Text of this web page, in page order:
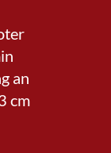
an
cm